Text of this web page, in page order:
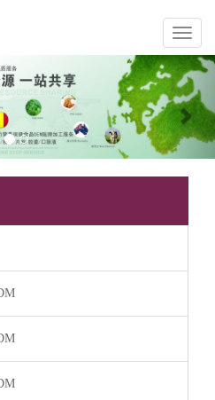
以帮助您？
*